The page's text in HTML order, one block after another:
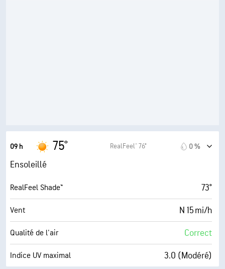
Plafond nuageux 30000 pi
09 h 75° RealFeel® 76° 0 %
Ensoleillé
RealFeel Shade™ 73°
Vent N 15 mi/h
Qualité de l'air Correct
Indice UV maximal 3.0 (Modéré)